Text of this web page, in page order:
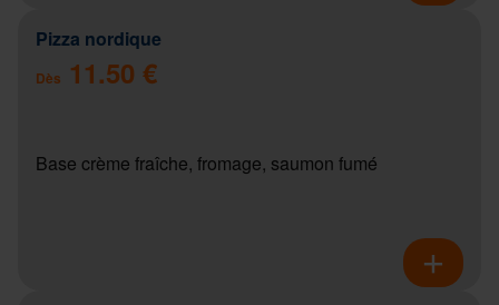
Pizza nordique
Dès 11.50 €
Base crème fraîche, fromage, saumon fumé